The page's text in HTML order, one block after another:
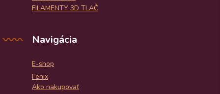
FILAMENTY 3D TLAČ
Navigácia
E-shop
Fenix
Ako nakupovať